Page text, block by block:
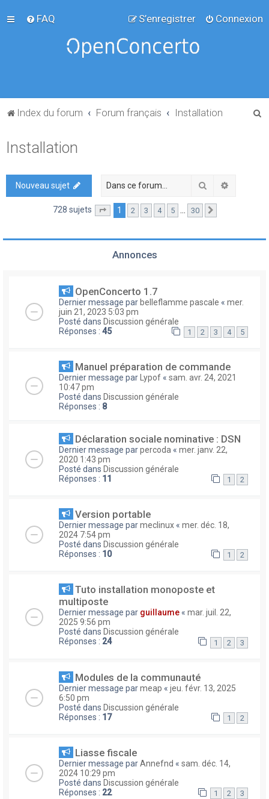
FAQ Connexion
S’enregistrer
Index du forum Forum français Installation
Installation
Nouveau sujet Rechercher
728 sujets Page sur30
1 2 3 4 5 … 30
Annonces
OpenConcerto 1.7
Dernier message par belleflamme pascale « mer.
juin 21, 2023 5:03 pm
Posté dans Discussion générale
Réponses : 45 1 2 3 4 5
Manuel préparation de commande
Dernier message par Lypof « sam. avr. 24, 2021
10:47 pm
Posté dans Discussion générale
Réponses : 8
Déclaration sociale nominative : DSN
Dernier message parpercoda « mer. janv. 22,
2020 1:43 pm
Posté dans Discussion générale
Réponses : 11 1 2
Version portable
Dernier message parmeclinux « mer. déc. 18,
2024 7:54 pm
Posté dans Discussion générale
Réponses : 10 1 2
Tuto installation monoposte et
multiposte
Dernier message par guillaume « mar. juil. 22,
2025 9:56 pm
Posté dans Discussion générale
Réponses : 24 1 2 3
Modules de la communauté
Dernier message parmeap « jeu. févr. 13, 2025
6:50 pm
Posté dans Discussion générale
Réponses : 17 1 2
Liasse fiscale
Dernier message parAnnefnd « sam. déc. 14,
2024 10:29 pm
Posté dans Discussion générale
Réponses : 22 1 2 3